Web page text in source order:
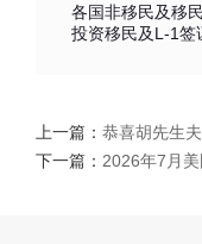
各国非移民及移
投资移民及L-1
上一篇： 恭喜胡先生
下一篇： 2026年7月